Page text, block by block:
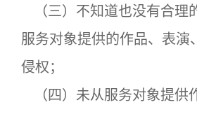
（三）不知道也没有合理
服务对象提供的作品、表演
侵权；
（四）未从服务对象提供